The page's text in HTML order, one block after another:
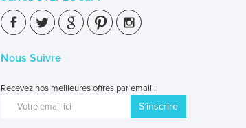
Nous Suivre
Recevez nos meilleures offres par email :
S’inscrire